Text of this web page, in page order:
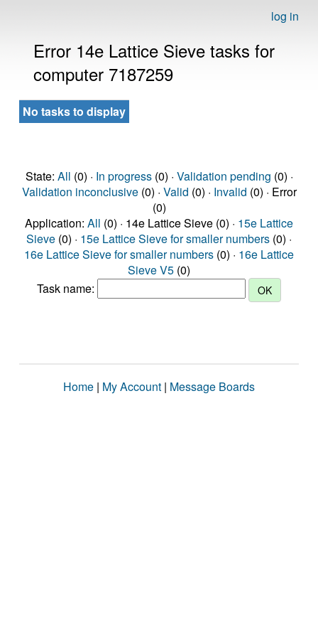
log in
Error 14e Lattice Sieve tasks for
computer 7187259
No tasks to display
State: All (0) · In progress(0) · Validation pending (0) ·
Validation inconclusive(0) · Valid (0) · Invalid (0) · Error
(0)
Application: All (0) · 14e Lattice Sieve (0) · 15e Lattice
Sieve (0) · 15e Lattice Sieve for smaller numbers (0) ·
16e Lattice Sieve for smaller numbers (0) · 16e Lattice
Sieve V5 (0)
Task name:
Home | My Account | Message Boards